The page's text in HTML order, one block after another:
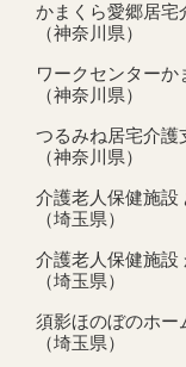
かまくら愛郷居宅
（神奈川県）
ワークセンターか
（神奈川県）
つるみね居宅介護
（神奈川県）
介護老人保健施設
（埼玉県）
介護老人保健施設
（埼玉県）
須影ほのぼのホー
（埼玉県）